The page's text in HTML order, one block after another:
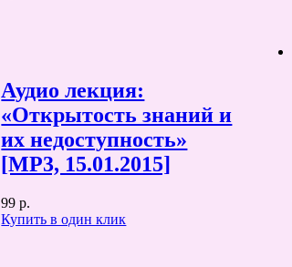
Аудио лекция:
«Открытость знаний и
их недоступность»
[MP3, 15.01.2015]
99 р.
Купить в один клик